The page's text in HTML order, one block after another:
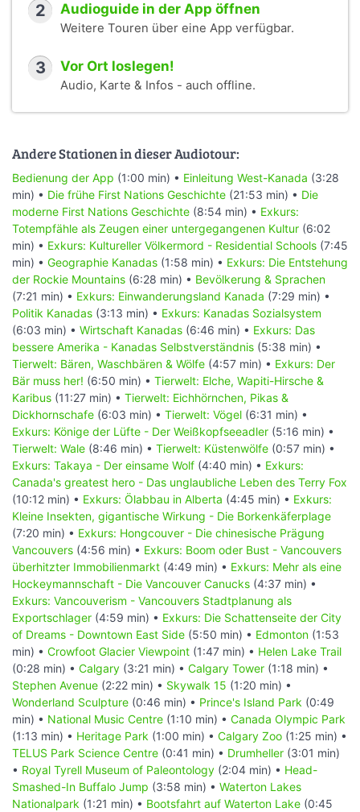
2 Audioguide in der App öffnen
Weitere Touren über eine App verfügbar.
3 Vor Ort loslegen!
Audio, Karte & Infos - auch offline.
Andere Stationen in dieser Audiotour:
Bedienung der App (1:00 min) • Einleitung West-Kanada (3:28
min) • Die frühe First Nations Geschichte (21:53 min) • Die
moderne First Nations Geschichte (8:54 min) • Exkurs:
Totempfähle als Zeugen einer untergegangenen Kultur (6:02
min) • Exkurs: Kultureller Völkermord - Residential Schools (7:45
min) • Geographie Kanadas (1:58 min) • Exkurs: Die Entstehung
der Rockie Mountains (6:28 min) • Bevölkerung & Sprachen
(7:21 min) • Exkurs: Einwanderungsland Kanada (7:29 min) •
Politik Kanadas (3:13 min) • Exkurs: Kanadas Sozialsystem
(6:03 min) • Wirtschaft Kanadas (6:46 min) • Exkurs: Das
bessere Amerika - Kanadas Selbstverständnis (5:38 min) •
Tierwelt: Bären, Waschbären & Wölfe (4:57 min) • Exkurs: Der
Bär muss her! (6:50 min) • Tierwelt: Elche, Wapiti-Hirsche &
Karibus (11:27 min) • Tierwelt: Eichhörnchen, Pikas &
Dickhornschafe (6:03 min) • Tierwelt: Vögel (6:31 min) •
Exkurs: Könige der Lüfte - Der Weißkopfseeadler (5:16 min) •
Tierwelt: Wale (8:46 min) • Tierwelt: Küstenwölfe (0:57 min) •
Exkurs: Takaya - Der einsame Wolf (4:40 min) • Exkurs:
Canada's greatest hero - Das unglaubliche Leben des Terry Fox
(10:12 min) • Exkurs: Ölabbau in Alberta (4:45 min) • Exkurs:
Kleine Insekten, gigantische Wirkung - Die Borkenkäferplage
(7:20 min) • Exkurs: Hongcouver - Die chinesische Prägung
Vancouvers (4:56 min) • Exkurs: Boom oder Bust - Vancouvers
überhitzter Immobilienmarkt (4:49 min) • Exkurs: Mehr als eine
Hockeymannschaft - Die Vancouver Canucks (4:37 min) •
Exkurs: Vancouverism - Vancouvers Stadtplanung als
Exportschlager (4:59 min) • Exkurs: Die Schattenseite der City
of Dreams - Downtown East Side (5:50 min) • Edmonton (1:53
min) • Crowfoot Glacier Viewpoint (1:47 min) • Helen Lake Trail
(0:28 min) • Calgary (3:21 min) • Calgary Tower (1:18 min) •
Stephen Avenue (2:22 min) • Skywalk 15 (1:20 min) •
Wonderland Sculpture (0:46 min) • Prince's Island Park (0:49
min) • National Music Centre (1:10 min) • Canada Olympic Park
(1:13 min) • Heritage Park (1:00 min) • Calgary Zoo (1:25 min) •
TELUS Park Science Centre (0:41 min) • Drumheller (3:01 min)
• Royal Tyrell Museum of Paleontology (2:04 min) • Head-
Smashed-In Buffalo Jump (3:58 min) • Waterton Lakes
Nationalpark (1:21 min) • Bootsfahrt auf Waterton Lake (0:45